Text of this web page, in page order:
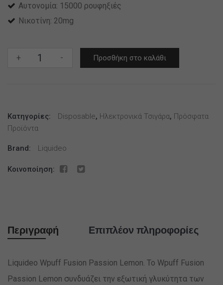
Αυτονομία: 15000 ρουφηξιές
Νικοτίνη: 20mg
+
Liquideo
15000
puffs
- Προσθήκη στο καλάθι
Κατηγορίες: Disposable, Ηλεκτρονικά Τσιγάρα, Πρόσφατα
Προϊόντα
Brand: Liquideo
Κοινοποίηση:
Περιγραφή Επιπλέον πληροφορίες
Liquideo Wpuff Fusion Passion Lemon. Το Wpuff Fusion
Passion Lemon συνδυάζει την εξωτική γλυκύτητα των